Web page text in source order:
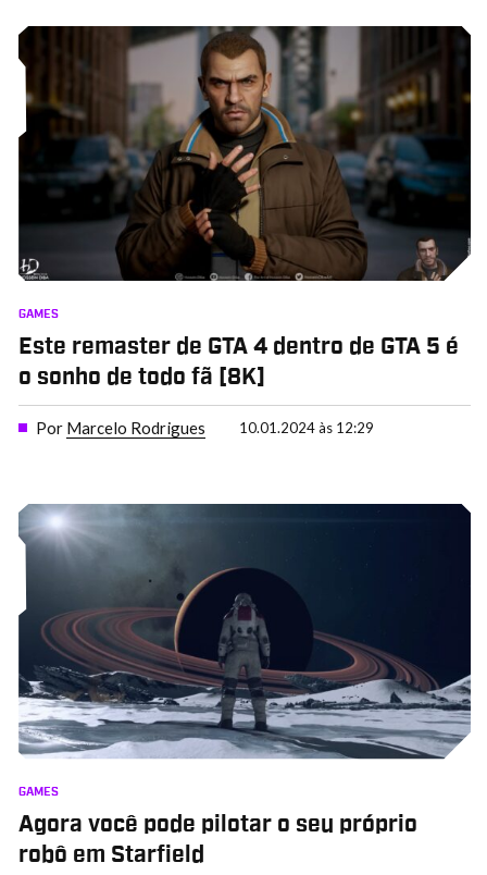
GAMES
Este remaster de GTA 4 dentro de GTA 5 é
o sonho de todo fã [8K]
Por Marcelo Rodrigues 10.01.2024 às 12:29
GAMES
Agora você pode pilotar o seu próprio
robô em Starfield